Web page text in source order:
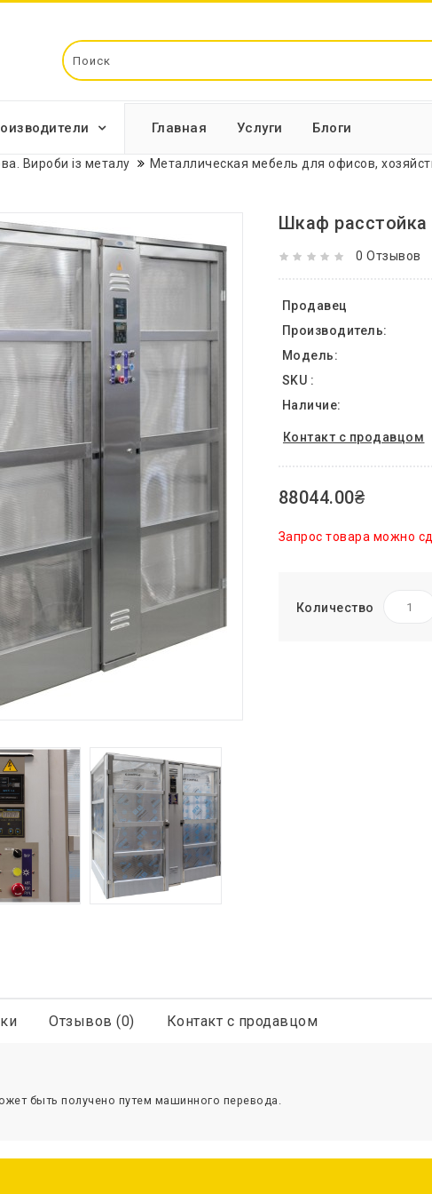
Главная Услуги Блоги
Вироби із металу Металлическая мебель для офисов,
Шкаф расстойка
0 Отзывов
Продавец
Производитель:
Модель:
SKU :
Наличие:
Контакт с продавцом
88044.00₴
Запрос товара можно
Количество
Отзывов (0) Контакт с продавцом
быть получено путем машинного перевода.